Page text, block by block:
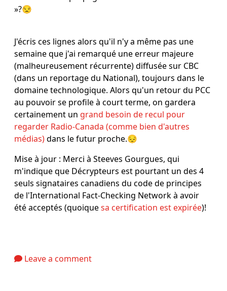
»?😒
J'écris ces lignes alors qu'il n'y a même pas une
semaine que j'ai remarqué une erreur majeure
(malheureusement récurrente) diffusée sur CBC
(dans un reportage du National), toujours dans le
domaine technologique. Alors qu'un retour du PCC
au pouvoir se profile à court terme, on gardera
certainement un grand besoin de recul pour
regarder Radio-Canada (comme bien d'autres
médias)dans le futur proche.😔
Mise à jour : Merci à Steeves Gourgues, qui
m'indique que Décrypteurs est pourtant un des 4
seuls signataires canadiens du code de principes
de l'International Fact-Checking Network à avoir
été acceptés (quoiquesa certification est expirée)!
Leave a comment